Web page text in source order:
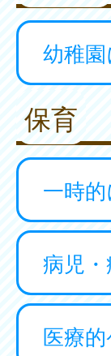
幼稚
保育
一時
病児
医療